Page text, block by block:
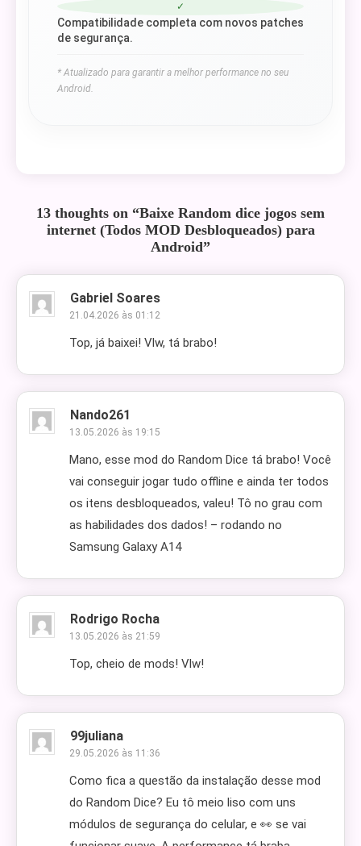
✓
Compatibilidade completa com novos patches
de segurança.
* Atualizado para garantir a melhor performance no seu
Android.
13 thoughts on “Baixe Random dice jogos sem
internet (Todos MOD Desbloqueados) para
Android”
Gabriel Soares
21.04.2026 às 01:12
Top, já baixei! Vlw, tá brabo!
Nando261
13.05.2026 às 19:15
Mano, esse mod do Random Dice tá brabo! Você
vai conseguir jogar tudo offline e ainda ter todos
os itens desbloqueados, valeu! Tô no grau com
as habilidades dos dados! – rodando no
Samsung Galaxy A14
Rodrigo Rocha
13.05.2026 às 21:59
Top, cheio de mods! Vlw!
99juliana
29.05.2026 às 11:36
Como fica a questão da instalação desse mod
do Random Dice? Eu tô meio liso com uns
módulos de segurança do celular, e 👀 se vai